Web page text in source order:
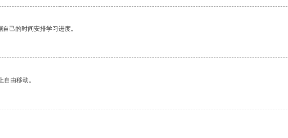
己的时间安排学习进度。
由移动。